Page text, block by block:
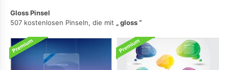
Gloss Pinsel
507 kostenlosen Pinseln, die mit
gloss